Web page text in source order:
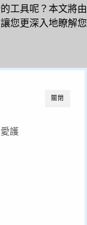
工具呢？本文將由
您更深入地瞭解您
關閉
護